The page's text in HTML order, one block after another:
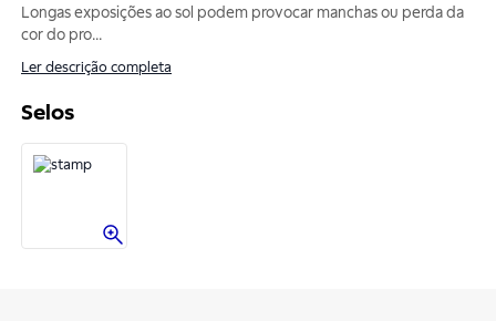
Longas exposições ao sol podem provocar manchas ou perda da
cor do pro...
Ler descrição completa
Selos